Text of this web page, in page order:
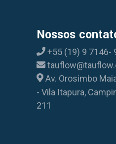
Nossos
+55 (19) 9 7146-
Av. Orosimbo
- Vila Itapura,
211